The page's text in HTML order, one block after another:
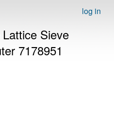
log in
Sieve
7178951